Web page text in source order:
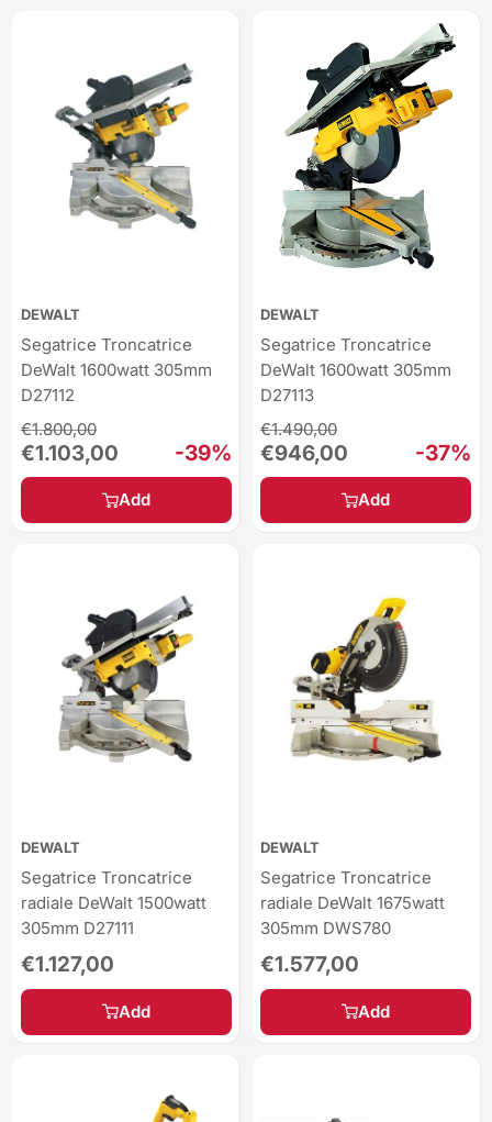
DEWALT
Segatrice Troncatrice
DeWalt 1600watt 305mm
D27112
Sale
price
€1.103,00
Regular
price
€1.800,00
-39%
Add
DEWALT
Segatrice Troncatrice
DeWalt 1600watt 305mm
D27113
Sale
price
€946,00
Regular
price
€1.490,00
-37%
Add
DEWALT
Segatrice Troncatrice
radiale DeWalt 1500watt
305mm D27111
Sale
price
€1.127,00
Add
DEWALT
Segatrice Troncatrice
radiale DeWalt 1675watt
305mm DWS780
Sale
price
€1.577,00
Add